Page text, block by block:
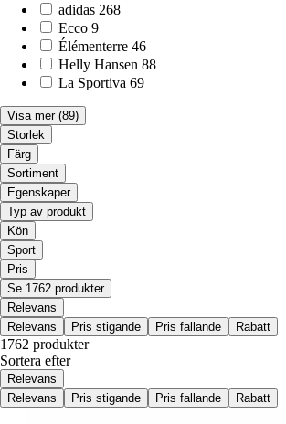
adidas 268
Ecco 9
Élémenterre 46
Helly Hansen 88
La Sportiva 69
Visa mer (89)
Storlek
Färg
Sortiment
Egenskaper
Typ av produkt
Kön
Sport
Pris
Se 1762 produkter
Relevans
Relevans
Pris stigande Pris fallande Rabatt
1762 produkter
Sortera efter
Relevans
Relevans
Pris stigande Pris fallande Rabatt